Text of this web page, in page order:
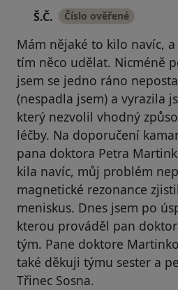
Š.Č. Číslo ověřené
Mám nějaké to kilo navíc,
tím něco udělat. Nicméně
jsem se jedno ráno
(nespadla jsem) a vyrazila
který nezvolil vhodný
léčby. Na doporučení
pana doktora Petra
kila navíc, můj problém
magnetické rezonance
meniskus. Dnes jsem po
kterou prováděl pan
tým. Pane doktore
také děkuji týmu sester a
Třinec Sosna.